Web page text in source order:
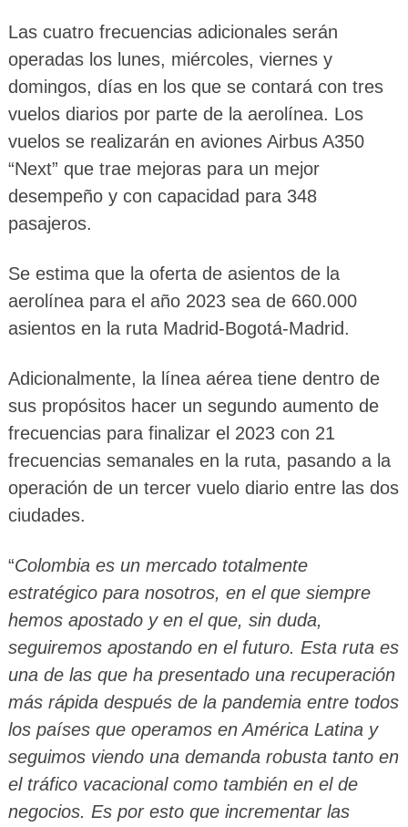
Las cuatro frecuencias adicionales serán
operadas los lunes, miércoles, viernes y
domingos, días en los que se contará con tres
vuelos diarios por parte de la aerolínea. Los
vuelos se realizarán en aviones Airbus A350
“Next” que trae mejoras para un mejor
desempeño y con capacidad para 348
pasajeros.
Se estima que la oferta de asientos de la
aerolínea para el año 2023 sea de 660.000
asientos en la ruta Madrid-Bogotá-Madrid.
Adicionalmente, la línea aérea tiene dentro de
sus propósitos hacer un segundo aumento de
frecuencias para finalizar el 2023 con 21
frecuencias semanales en la ruta, pasando a la
operación de un tercer vuelo diario entre las dos
ciudades.
“Colombia es un mercado totalmente
estratégico para nosotros, en el que siempre
hemos apostado y en el que, sin duda,
seguiremos apostando en el futuro. Esta ruta es
una de las que ha presentado una recuperación
más rápida después de la pandemia entre todos
los países que operamos en América Latina y
seguimos viendo una demanda robusta tanto en
el tráfico vacacional como también en el de
negocios. Es por esto que incrementar las